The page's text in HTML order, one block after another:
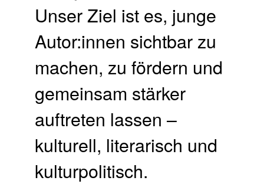
Unser Ziel ist es, junge
Autor:innen sichtbar zu
machen, zu fördern und
gemeinsam stärker
auftreten lassen –
kulturell, literarisch und
kulturpolitisch.